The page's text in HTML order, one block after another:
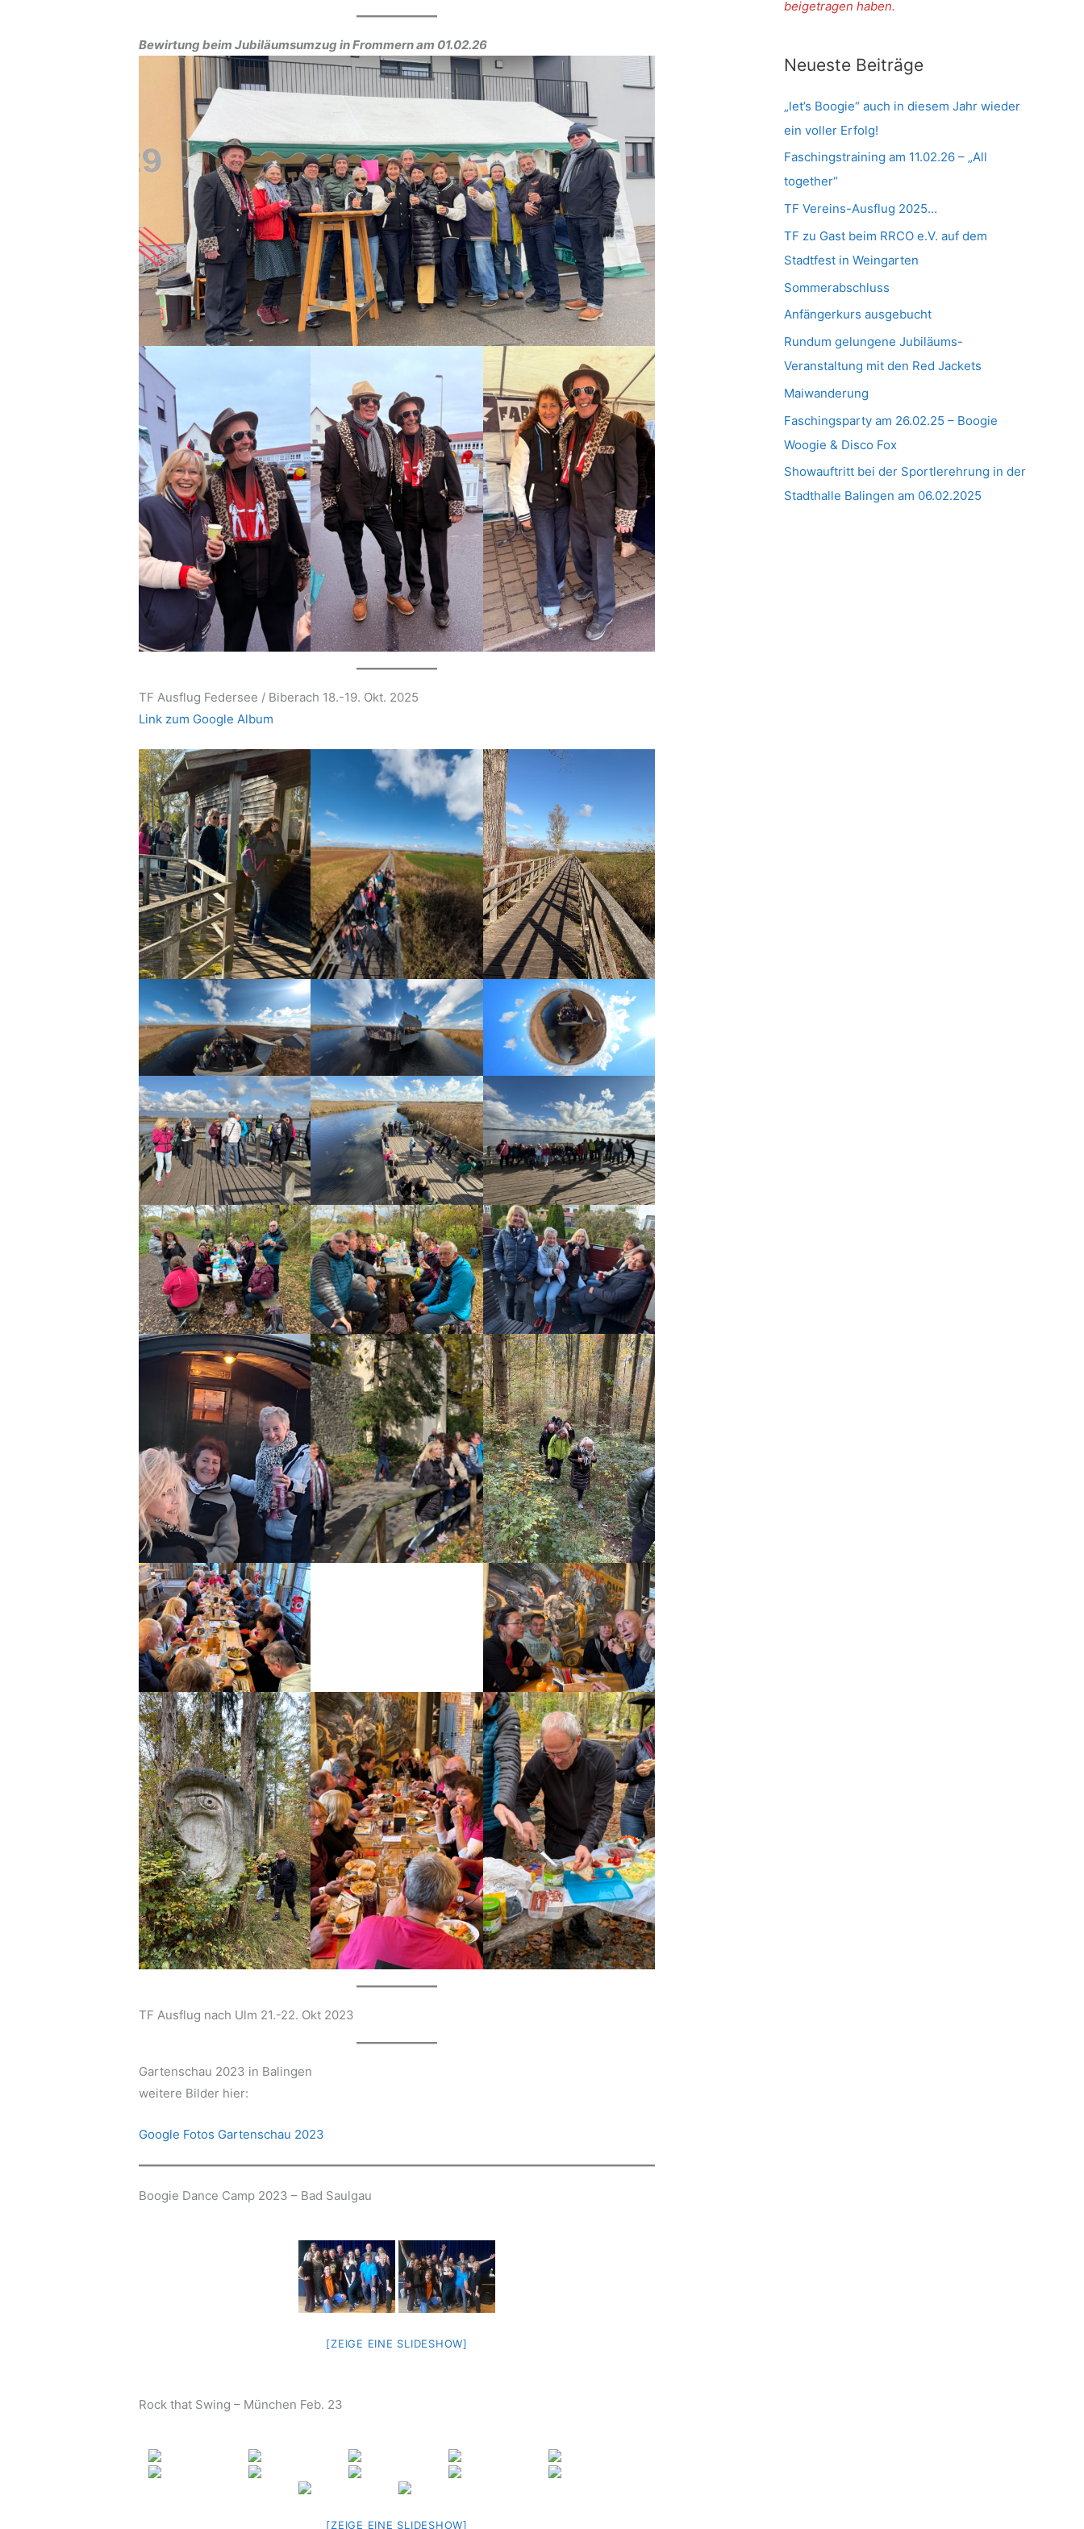
Bewirtung beim Jubiläumsumzug in Frommern am 01.02.26
TF Ausflug Federsee / Biberach 18.-19. Okt. 2025
Link zum Google Album
TF Ausflug nach Ulm 21.-22. Okt 2023
Gartenschau 2023 in Balingen
weitere Bilder hier:
Google Fotos Gartenschau 2023
Boogie Dance Camp 2023 – Bad Saulgau
[ZEIGE EINE SLIDESHOW]
Rock that Swing – München Feb. 23
[ZEIGE EINE SLIDESHOW]
beigetragen haben.
Neueste Beiträge
„let’s Boogie“ auch in diesem Jahr wieder
ein voller Erfolg!
Faschingstraining am 11.02.26 – „All
together“
TF Vereins-Ausflug 2025…
TF zu Gast beim RRCO e.V. auf dem
Stadtfest in Weingarten
Sommerabschluss
Anfängerkurs ausgebucht
Rundum gelungene Jubiläums-
Veranstaltung mit den Red Jackets
Maiwanderung
Faschingsparty am 26.02.25 – Boogie
Woogie & Disco Fox
Showauftritt bei der Sportlerehrung in der
Stadthalle Balingen am 06.02.2025